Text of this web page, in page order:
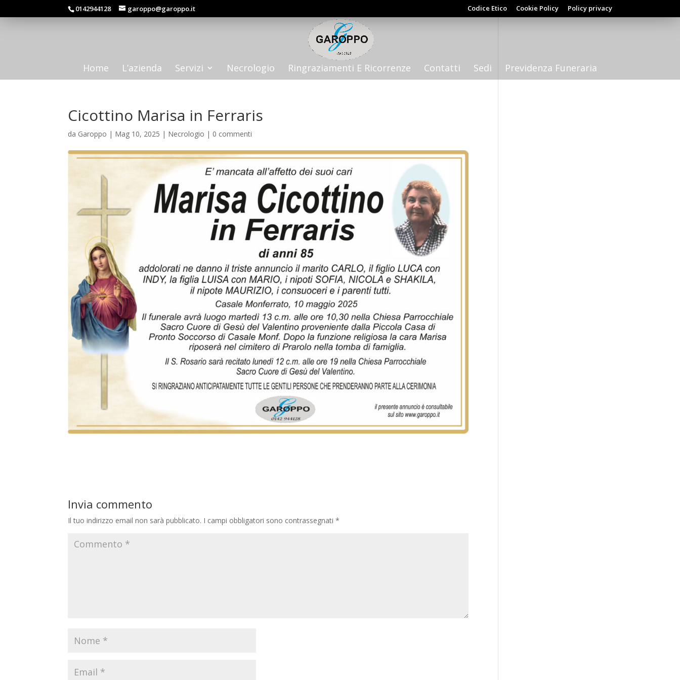
0142944128 garoppo@garoppo.it Codice Etico Cookie Policy Policy privacy
Home L’azienda Servizi Necrologio Ringraziamenti E Ricorrenze Contatti Sedi Previdenza Funeraria
Cicottino Marisa in Ferraris
da Garoppo | Mag 10, 2025 | Necrologio | 0 commenti
Invia commento
Il tuo indirizzo email non sarà pubblicato. I campi obbligatori sono contrassegnati*